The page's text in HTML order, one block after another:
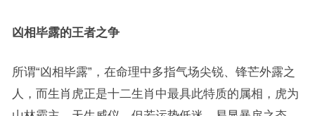
凶相毕露的王者之争
所谓“凶相毕露”，在命理中多指气场尖锐、锋芒外露之
人，而生肖虎正是十二生肖中最具此特质的属相，虎为